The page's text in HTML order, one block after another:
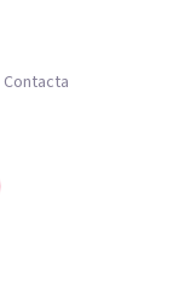
Contacta